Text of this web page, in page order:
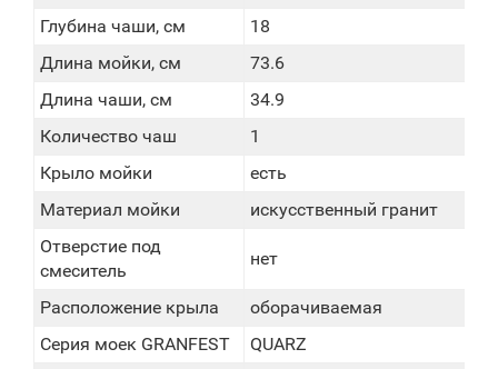
Глубина чаши, см
18
Длина мойки, см
73.6
Длина чаши, см
34.9
Количество чаш
1
Крыло мойки
есть
Материал мойки
искусственный гранит
Отверстие под
смеситель
нет
Расположение крыла
оборачиваемая
Серия моек GRANFEST
QUARZ